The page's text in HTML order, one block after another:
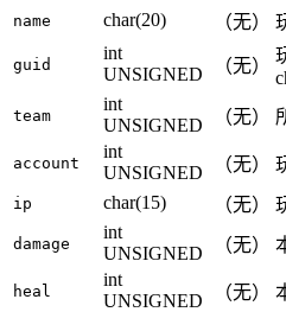
name char(20) （无）
guid
int
UNSIGNED
（无）
team
int
UNSIGNED
（无）
account
int
UNSIGNED
（无）
ip char(15) （无）
damage
int
UNSIGNED
（无）
heal
int
UNSIGNED
（无）